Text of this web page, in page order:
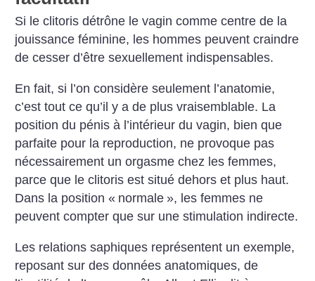
Si le clitoris détrône le vagin comme centre de la
jouissance féminine, les hommes peuvent craindre
de cesser d’être sexuellement indispensables.
En fait, si l’on considère seulement l’anatomie,
c’est tout ce qu’il y a de plus vraisemblable. La
position du pénis à l’intérieur du vagin, bien que
parfaite pour la reproduction, ne provoque pas
nécessairement un orgasme chez les femmes,
parce que le clitoris est situé dehors et plus haut.
Dans la position « normale », les femmes ne
peuvent compter que sur une stimulation indirecte.
Les relations saphiques représentent un exemple,
reposant sur des données anatomiques, de